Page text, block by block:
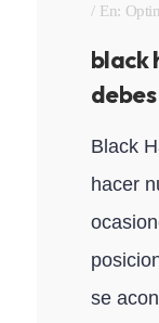
En:
black
Black
hacer
se